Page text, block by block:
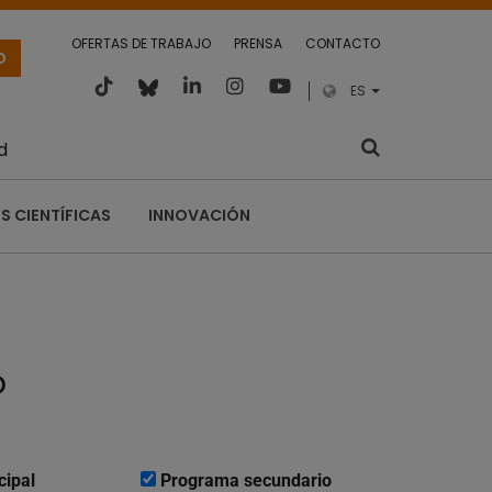
OFERTAS DE TRABAJO PRENSA CONTACTO
ES
CIENTÍFICAS INNOVACIÓN
Programa secundario